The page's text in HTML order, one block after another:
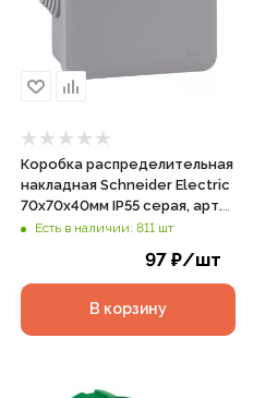
Коробка распределительная
накладная Schneider Electric
70х70х40мм IP55 серая, арт.
IMT35090
Есть в наличии: 811 шт
97₽/шт
В корзину